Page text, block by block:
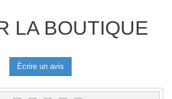
LA BOUTIQUE